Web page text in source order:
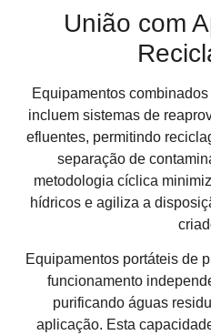
União com
Equipamentos
incluem sistemas de
efluentes, permitindo
separação de
metodologia cíclica
hídricos e agiliza a
Equipamentos portáteis de
funcionamento
purificando águas
aplicação. Esta